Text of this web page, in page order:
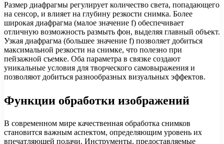
Размер диафрагмы регулирует количество света, попадающего
на сенсор, и влияет на глубину резкости снимка. Более
широкая диафрагма (малое значение f) обеспечивает
отличную возможность размыть фон, выделяя главный объект.
Узкая диафрагма (большее значение f) позволяет добиться
максимальной резкости на снимке, что полезно при
пейзажной съемке. Оба параметра в связке создают
уникальные условия для творческого самовыражения и
позволяют добиться разнообразных визуальных эффектов.
Функции обработки изображений
В современном мире качественная обработка снимков
становится важным аспектом, определяющим уровень их
впечатляющей подачи. Инструменты, предоставляемые